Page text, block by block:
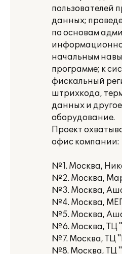
пользователей
данных;
по основам
начальным
программе; к
фискальный
штрихкода,
данных и
оборудование.
Проект
офис компании:
№1. Москва,
№2. Москва,
№3. Москва,
№4. Москва,
№5. Москва,
№6. Москва, ТЦ
№7. Москва, ТЦ
№8. Москва, ТЦ